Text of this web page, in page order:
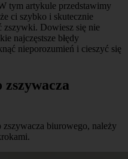
tym artykule przedstawimy
ci szybko i skutecznie
zszywki. Dowiesz się nie
najczęstsze błędy
nieporozumień i cieszyć się
zszywacza
biurowego, należy